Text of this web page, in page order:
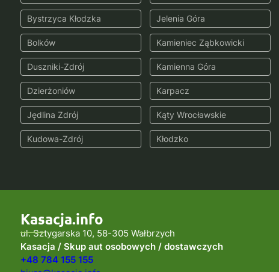
Bystrzyca Kłodzka
Bolków
Duszniki-Zdrój
Dzierżoniów
Jędlina Zdrój
Kudowa-Zdrój
Jelenia Góra
Kamieniec Ząbkowicki
Kamienna Góra
Karpacz
Kąty Wrocławskie
Kłodzko
Kasacja.info
ul. Sztygarska 10, 58-305 Wałbrzych
Kasacja / Skup aut osobowych / dostawczych
+48 784 155 155